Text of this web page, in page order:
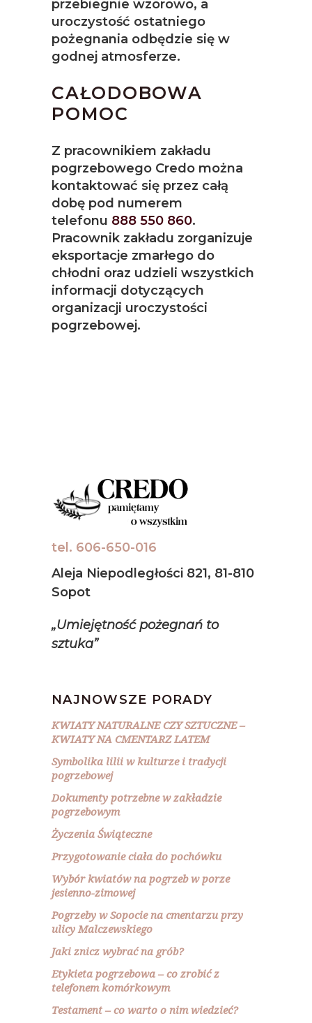
przebiegnie wzorowo, a
uroczystość ostatniego
pożegnania odbędzie się w
godnej atmosferze.
CAŁODOBOWA
POMOC
Z pracownikiem zakładu
pogrzebowego Credo można
kontaktować się przez całą
dobę pod numerem
telefonu 888 550 860.
Pracownik zakładu zorganizuje
eksportacje zmarłego do
chłodni oraz udzieli wszystkich
informacji dotyczących
organizacji uroczystości
pogrzebowej.
tel. 606-650-016
Aleja Niepodległości 821, 81-810
Sopot
„Umiejętność pożegnań to
sztuka”
NAJNOWSZE PORADY
KWIATY NATURALNE CZY SZTUCZNE –
KWIATY NA CMENTARZ LATEM
Symbolika lilii w kulturze i tradycji
pogrzebowej
Dokumenty potrzebne w zakładzie
pogrzebowym
Życzenia Świąteczne
Przygotowanie ciała do pochówku
Wybór kwiatów na pogrzeb w porze
jesienno-zimowej
Pogrzeby w Sopocie na cmentarzu przy
ulicy Malczewskiego
Jaki znicz wybrać na grób?
Etykieta pogrzebowa – co zrobić z
telefonem komórkowym
Testament – co warto o nim wiedzieć?